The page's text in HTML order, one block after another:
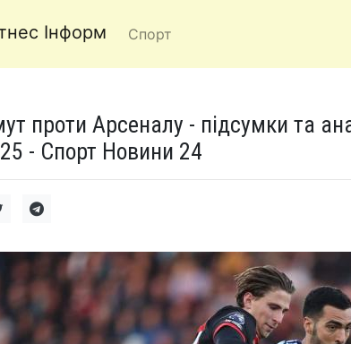
Інформ Спорт
проти Арсеналу - підсумки та
- Спорт Новини 24